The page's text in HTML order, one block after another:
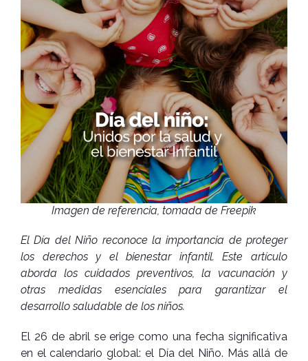
Imagen de referencia, tomada de Freepik
El Día del Niño reconoce la importancia de proteger
los derechos y el bienestar infantil. Este artículo
aborda los cuidados preventivos, la vacunación y
otras medidas esenciales para garantizar el
desarrollo saludable de los niños.
El 26 de abril se erige como una fecha significativa
en el calendario global: el Día del Niño. Más allá de